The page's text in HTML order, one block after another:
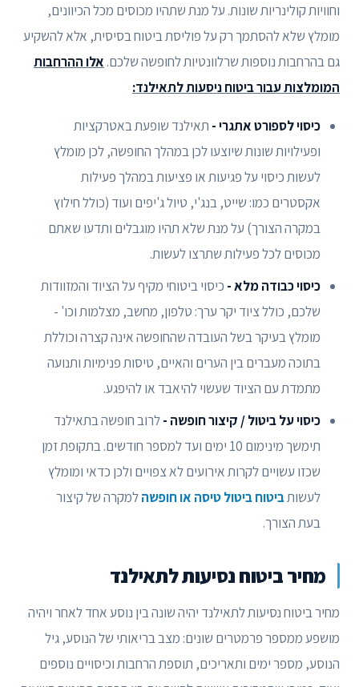
וחוויות קולינריות שונות. על מנת שתהיו מכוסים מכל הכיוונים,
מומלץ שלא להסתמך רק על פוליסת ביטוח בסיסית, אלא להשקיע
גם בהרחבות נוספות שרלוונטיות לחופשה שלכם. אלו ההרחבות
המומלצות עבור ביטוח ניסעות לתאילנד:
כיסוי לספורט אתגרי - תאילנד שופעת באטרקציות
ופעילויות שונות שיוצעו לכן במהלך החופשה, לכן מומלץ
לעשות כיסוי על פגיעות או פציעות במהלך פעילות
אקסטרים כמו: שייט, בנג'י, טיול ג'יפים ועוד (כולל חילוץ
במקרה הצורך) על מנת שלא תהיו מוגבלים ותדעו שאתם
מכוסים לכל פעילות שתרצו לעשות.
כיסוי כבודה מלא - כיסוי ביטוחי מקיף על הציוד והמזוודות
שלכם, כולל ציוד יקר ערך: טלפון, מחשב, מצלמות וכו' -
מומלץ בעיקר בשל העובדה שהחופשה אינה קצרה וכוללת
בתוכה מעברים בין הערים והאיים, טיסות פנימיות ותנועה
מתמדת עם הציוד שעשוי להיאבד או להיפגע.
כיסוי על ביטול / קיצור חופשה -לרוב חופשה בתאילנד
תימשך מינימום 10 ימים ועד למספר חודשים. בתקופת זמן
שכזו עשויים לקרות אירועים לא צפויים ולכן כדאי ומומלץ
לעשותביטוח ביטול טיסה או חופשהלמקרה של קיצור
בעת הצורך.
מחיר ביטוח נסיעות לתאילנד
מחיר ביטוח נסיעות לתאילנד יהיה שונה בין נוסע אחד לאחר ויהיה
מושפע ממספר פרמטרים שונים: מצב בריאותי של הנוסע, גיל
הנוסע, מספר ימים ותאריכים, תוספת הרחבות וכיסויים נוספים